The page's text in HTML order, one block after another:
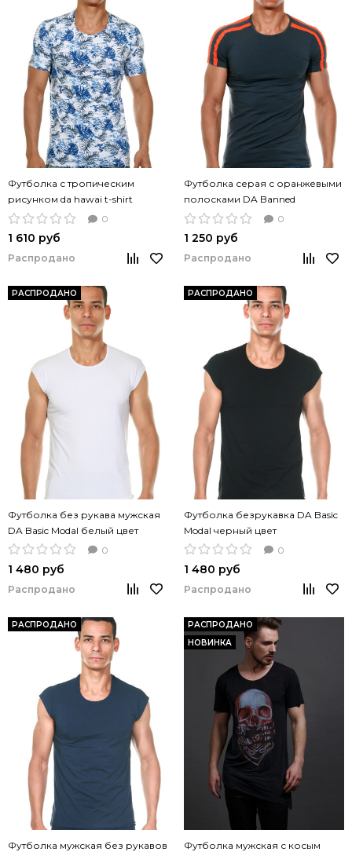
Футболка с тропическим
рисунком da hawai t-shirt
короткий рукав
0
1 610 руб
Распродано
Футболка серая с оранжевыми
полосками DA Banned
короткий рукав
0
1 250 руб
Распродано
РАСПРОДАНО
Футболка без рукава мужская
DA Basic Modal белый цвет
0
1 480 руб
Распродано
РАСПРОДАНО
Футболка безрукавка DA Basic
Modal черный цвет
0
1 480 руб
Распродано
РАСПРОДАНО
Футболка мужская без рукавов
РАСПРОДАНО
НОВИНКА
Футболка мужская с косым